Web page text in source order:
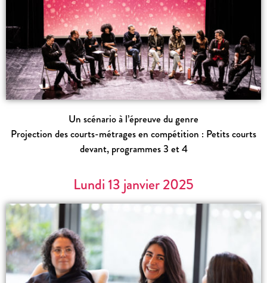
Un scénario à l’épreuve du genre
Projection des courts-métrages en compétition : Petits courts
devant, programmes 3 et 4
Lundi 13 janvier 2025